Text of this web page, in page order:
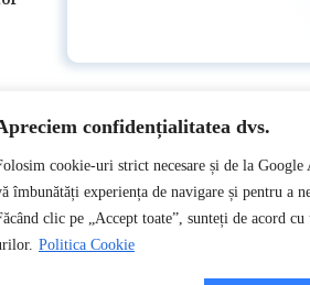
confidențialitatea dvs.
cookie-uri strict necesare și de la Google
îmbunătăți experiența de navigare și pentru a
clic pe „Accept toate”, sunteți de acord
Politica Cookie